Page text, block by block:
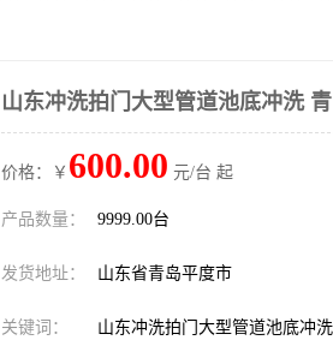
山东冲洗拍门大型管道池底冲洗
价格：￥ 600.00 元/台 起
产品数量： 9999.00台
发货地址： 山东省青岛平度市
关键词： 山东冲洗拍门大型管道池底冲洗